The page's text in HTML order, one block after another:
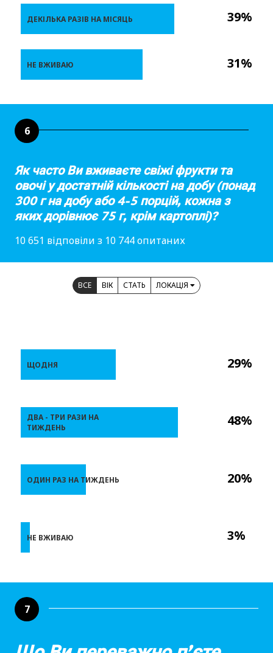
39%
31%
ДЕКІЛЬКА РАЗІВ НА МІСЯЦЬ
НЕ ВЖИВАЮ
6
Як часто Ви вживаєте свіжі фрукти та
овочі у достатній кількості на добу (понад
300 г на добу або 4-5 порцій, кожна з
яких дорівнює 75 г, крім картоплі)?
10 651 відповіли з 10 744 опитаних
ВСЕ ВІК СТАТЬ ЛОКАЦІЯ
29%
48%
20%
3%
ЩОДНЯ
ДВА - ТРИ РАЗИ НА
ТИЖДЕНЬ
ОДИН РАЗ НА ТИЖДЕНЬ
НЕ ВЖИВАЮ
7